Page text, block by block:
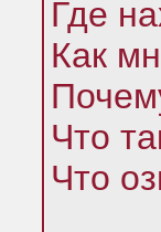
Где
Как
Что
Что